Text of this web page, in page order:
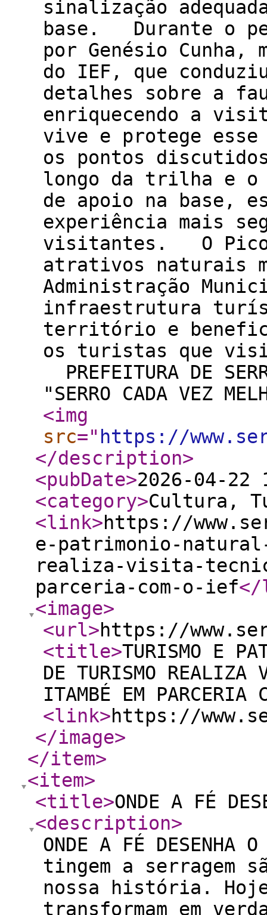
sinalização
base. Durante o
por Genésio
do IEF, que
detalhes sobre a
enriquecendo a
vive e protege
os pontos
longo da trilha e o
de apoio na base,
experiência mais
visitantes. O Pico
atrativos naturais
Administração
infraestrutura
território e
os turistas que
PREFEITURA DE
"SERRO CADA VEZ
<img
src=" https://
</description>
<pubDate>2026-04-22
<category>Cultura,
<link>https://
e-patrimonio-
realiza-visita-
parceria-com-o-ief
<image>
<url>https://
<title>TURISMO E
DE TURISMO REALIZA
ITAMBÉ EM PARCERIA
<link>https://
</image>
</item>
<item>
<title>ONDE A FÉ
<description>
ONDE A FÉ
tingem a serragem
nossa história.
transformam em